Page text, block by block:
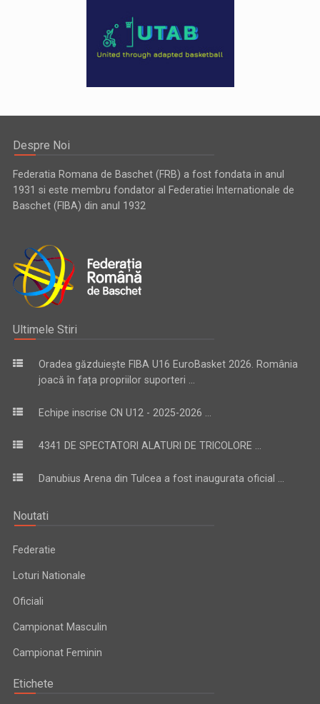
Despre Noi
Federatia Romana de Baschet (FRB) a fost fondata in anul
1931 si este membru fondator al Federatiei Internationale de
Baschet (FIBA) din anul 1932
Ultimele Stiri
Oradea găzduiește FIBA U16 EuroBasket 2026. România
joacă în fața propriilor suporteri ...
Echipe inscrise CN U12 - 2025-2026 ...
4341 DE SPECTATORI ALATURI DE TRICOLORE ...
Danubius Arena din Tulcea a fost inaugurata oficial ...
Noutati
Federatie
Loturi Nationale
Oficiali
Campionat Masculin
Campionat Feminin
Etichete